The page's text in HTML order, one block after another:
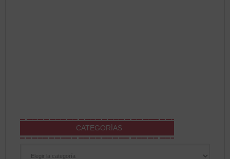
CATEGORÍAS